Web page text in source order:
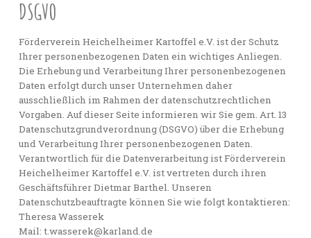
DSGVO
Förderverein Heichelheimer Kartoffel e.V. ist der Schutz
Ihrer personenbezogenen Daten ein wichtiges Anliegen.
Die Erhebung und Verarbeitung Ihrer personenbezogenen
Daten erfolgt durch unser Unternehmen daher
ausschließlich im Rahmen der datenschutzrechtlichen
Vorgaben. Auf dieser Seite informieren wir Sie gem. Art. 13
Datenschutzgrundverordnung (DSGVO) über die Erhebung
und Verarbeitung Ihrer personenbezogenen Daten.
Verantwortlich für die Datenverarbeitung ist Förderverein
Heichelheimer Kartoffel e.V. ist vertreten durch ihren
Geschäftsführer Dietmar Barthel. Unseren
Datenschutzbeauftragte können Sie wie folgt kontaktieren:
Theresa Wasserek
Mail: t.wasserek@karland.de